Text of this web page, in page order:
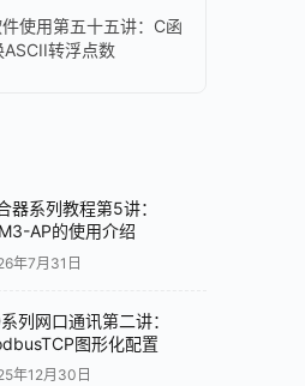
使用第五十五讲：C函
转浮点数
器系列教程第5讲：
AP的使用介绍
年7月31日
列网口通讯第二讲：
图形化配置
年12月30日